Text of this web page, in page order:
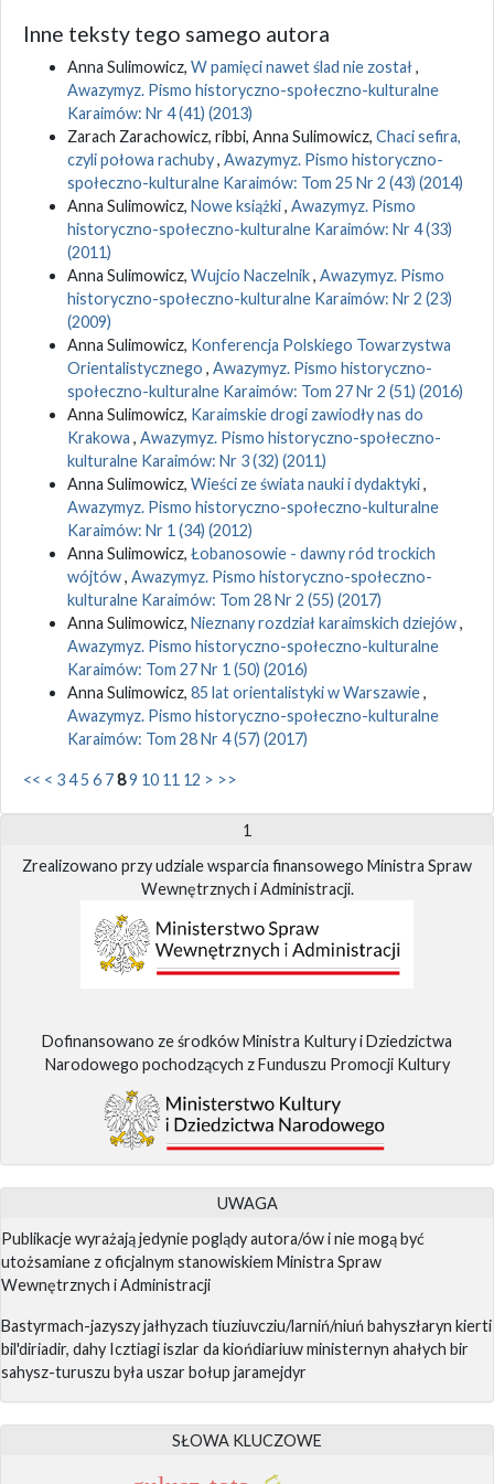
Inne teksty tego samego autora
Anna Sulimowicz, W pamięci nawet ślad nie został,
Awazymyz. Pismo historyczno-społeczno-kulturalne
Karaimów: Nr 4 (41) (2013)
Zarach Zarachowicz, ribbi, Anna Sulimowicz, Chaci sefira,
czyli połowa rachuby, Awazymyz. Pismo historyczno-
społeczno-kulturalne Karaimów: Tom 25 Nr 2 (43) (2014)
Anna Sulimowicz, Nowe książki, Awazymyz. Pismo
historyczno-społeczno-kulturalne Karaimów: Nr 4 (33)
(2011)
Anna Sulimowicz, Wujcio Naczelnik, Awazymyz. Pismo
historyczno-społeczno-kulturalne Karaimów: Nr 2 (23)
(2009)
Anna Sulimowicz, Konferencja Polskiego Towarzystwa
Orientalistycznego , Awazymyz. Pismo historyczno-
społeczno-kulturalne Karaimów: Tom 27 Nr 2 (51) (2016)
Anna Sulimowicz, Karaimskie drogi zawiodły nas do
Krakowa , Awazymyz. Pismo historyczno-społeczno-
kulturalne Karaimów: Nr 3 (32) (2011)
Anna Sulimowicz, Wieści ze świata nauki i dydaktyki,
Awazymyz. Pismo historyczno-społeczno-kulturalne
Karaimów: Nr 1 (34) (2012)
Anna Sulimowicz, Łobanosowie - dawny ród trockich
wójtów, Awazymyz. Pismo historyczno-społeczno-
kulturalne Karaimów: Tom 28 Nr 2 (55) (2017)
Anna Sulimowicz, Nieznany rozdział karaimskich dziejów,
Awazymyz. Pismo historyczno-społeczno-kulturalne
Karaimów: Tom 27 Nr 1 (50) (2016)
Anna Sulimowicz, 85 lat orientalistyki w Warszawie,
Awazymyz. Pismo historyczno-społeczno-kulturalne
Karaimów: Tom 28 Nr 4 (57) (2017)
<< < 345 6 789 10 11 12 > >>
1
Zrealizowano przy udziale wsparcia finansowego Ministra Spraw
Wewnętrznych i Administracji.
Dofinansowano ze środków Ministra Kultury i Dziedzictwa
Narodowego pochodzących z Funduszu Promocji Kultury
UWAGA
Publikacje wyrażają jedynie poglądy autora/ów i nie mogą być
utożsamiane z oficjalnym stanowiskiem Ministra Spraw
Wewnętrznych i Administracji
Bastyrmach-jazyszy jałhyzach tiuziuvcziu/larniń/niuń bahyszłaryn kierti
bil'diriadir, dahy Icztiagi iszlar da kiońdiariuw ministernyn ahałych bir
sahysz-turuszu była uszar bołup jaramejdyr
SŁOWA KLUCZOWE